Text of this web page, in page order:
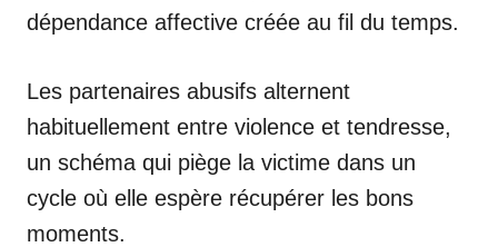
dépendance affective créée au fil du temps.
Les partenaires abusifs alternent
habituellement entre violence et tendresse,
un schéma qui piège la victime dans un
cycle où elle espère récupérer les bons
moments.